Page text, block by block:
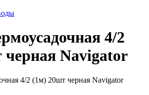
4/2
Navigator